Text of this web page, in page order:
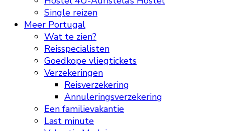
Single reizen
Meer Portugal
Wat te zien?
Reisspecialisten
Goedkope vliegtickets
Verzekeringen
Reisverzekering
Annuleringsverzekering
Een familievakantie
Last minute